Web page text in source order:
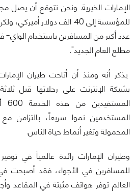
الإمارات الخيرية. ونحن نتوقع أن يصل
للمؤسسة إلى 40 الف دولار
عدد أكبر من المسافرين باستخدام الواي-
مطلع العام الجديد".
يذكر أنه ومنذ أن أتاحت طيران
بشبكة الإنترنت على رحلاتها قبل
المستخدمين نموا سريعاً، بالتزامن مع
المحمولة وتغير أنماط حياة الناس.
وطيران الإمارات رائدة عالمياً في
العالم توفر هواتف مثبتة في المقاعد